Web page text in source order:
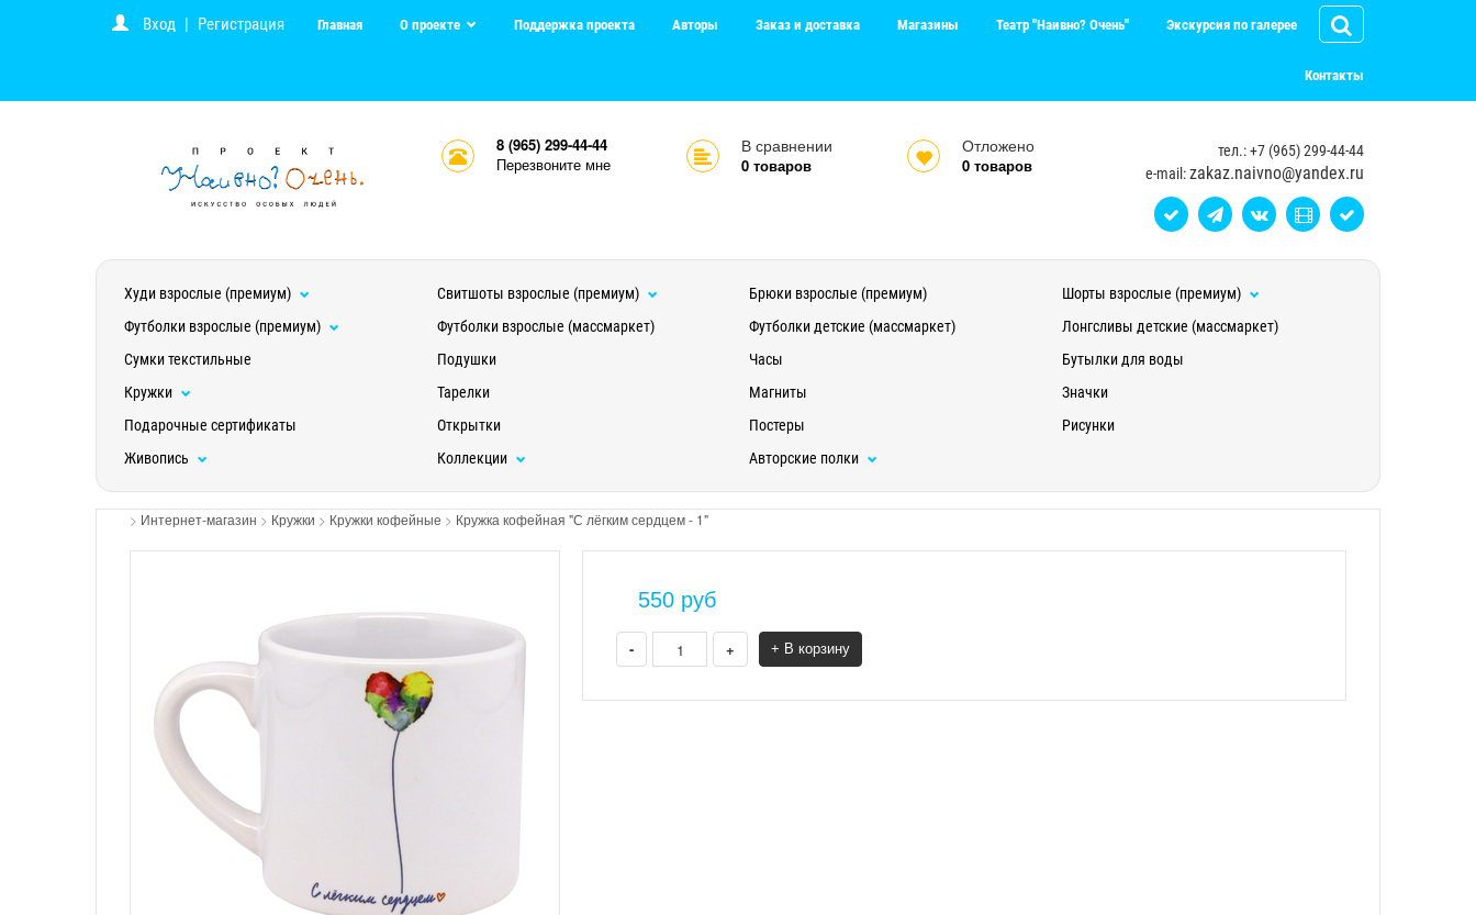
Вход | Регистрация Главная О проекте Поддержка проекта Авторы Заказ и доставка Магазины Театр "Наивно? Очень" Экскурсия по галерее
Контакты
8 (965) 299-44-44
Перезвоните мне
В сравнении
0товаров
Отложено
0 товаров
тел.: +7 (965) 299-44-44
e-mail:zakaz.naivno@yandex.ru
Худи взрослые (премиум) Свитшоты взрослые (премиум) Брюки взрослые (премиум)
Шорты взрослые (премиум)
Футболки взрослые (премиум)
Футболки взрослые (массмаркет) Футболки детские (массмаркет)
Лонгсливы детские (массмаркет)
Сумки текстильные
Подушки Часы
Бутылки для воды
Кружки
Тарелки Магниты
Значки
Подарочные сертификаты
Открытки Постеры
Рисунки
Живопись
Коллекции Авторские полки
> Интернет-магазин > Кружки > Кружки кофейные > Кружка кофейная "С лёгким сердцем - 1"
550 руб
- + + В корзину